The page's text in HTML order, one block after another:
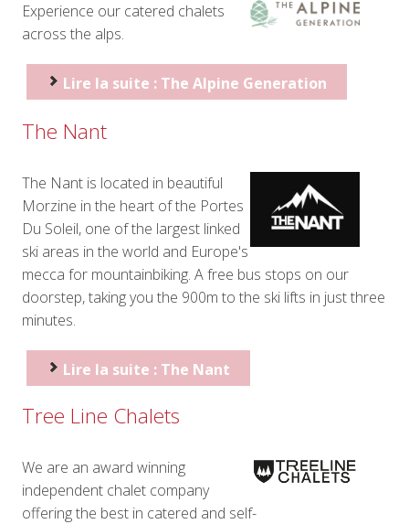
Experience our catered chalets
across the alps.
Lire la suite : The Alpine Generation
The Nant
The Nant is located in beautiful
Morzine in the heart of the Portes
Du Soleil, one of the largest linked
ski areas in the world and Europe's
mecca for mountainbiking. A free bus stops on our
doorstep, taking you the 900m to the ski lifts in just three
minutes.
Lire la suite : The Nant
Tree Line Chalets
We are an award winning
independent chalet company
offering the best in catered and self-